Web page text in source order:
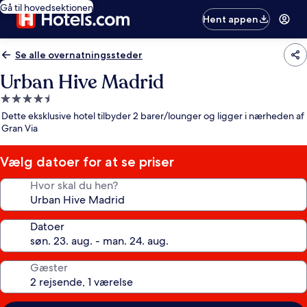
Gå til hovedsektionen
Hent appen
Se alle overnatningssteder
Urban Hive Madrid
4.5-
stjernet
overnatningssted
Dette eksklusive hotel tilbyder 2 barer/lounger og ligger i nærheden af
Gran Via
Vælg datoer for at se priser
Hvor skal du hen?
Datoer
Gæster